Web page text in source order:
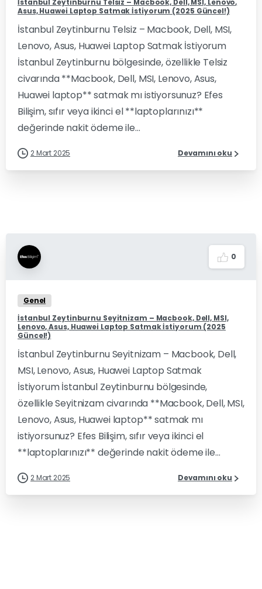
İstanbul Zeytinburnu Telsiz – Macbook, Dell, MSI, Lenovo,
Asus, Huawei Laptop Satmak İstiyorum (2025 Güncel!)
İstanbul Zeytinburnu Telsiz – Macbook, Dell, MSI,
Lenovo, Asus, Huawei Laptop Satmak İstiyorum
İstanbul Zeytinburnu bölgesinde, özellikle Telsiz
civarında **Macbook, Dell, MSI, Lenovo, Asus,
Huawei laptop** satmak mı istiyorsunuz? Efes
Bilişim, sıfır veya ikinci el **laptoplarınızı**
değerinde nakit ödeme ile...
2 Mart 2025 Devamını oku
0
Genel
İstanbul Zeytinburnu Seyitnizam – Macbook, Dell, MSI,
Lenovo, Asus, Huawei Laptop Satmak İstiyorum (2025
Güncel!)
İstanbul Zeytinburnu Seyitnizam – Macbook, Dell,
MSI, Lenovo, Asus, Huawei Laptop Satmak
İstiyorum İstanbul Zeytinburnu bölgesinde,
özellikle Seyitnizam civarında **Macbook, Dell, MSI,
Lenovo, Asus, Huawei laptop** satmak mı
istiyorsunuz? Efes Bilişim, sıfır veya ikinci el
**laptoplarınızı** değerinde nakit ödeme ile...
2 Mart 2025 Devamını oku